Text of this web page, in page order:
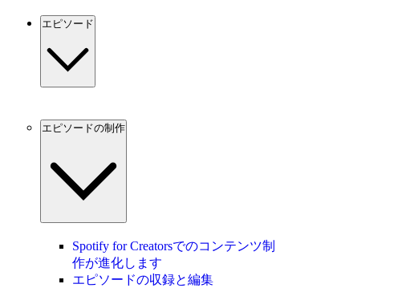
エピソード
エピソードの制作
Spotify for Creatorsでのコンテンツ制
作が進化します
エピソードの収録と編集